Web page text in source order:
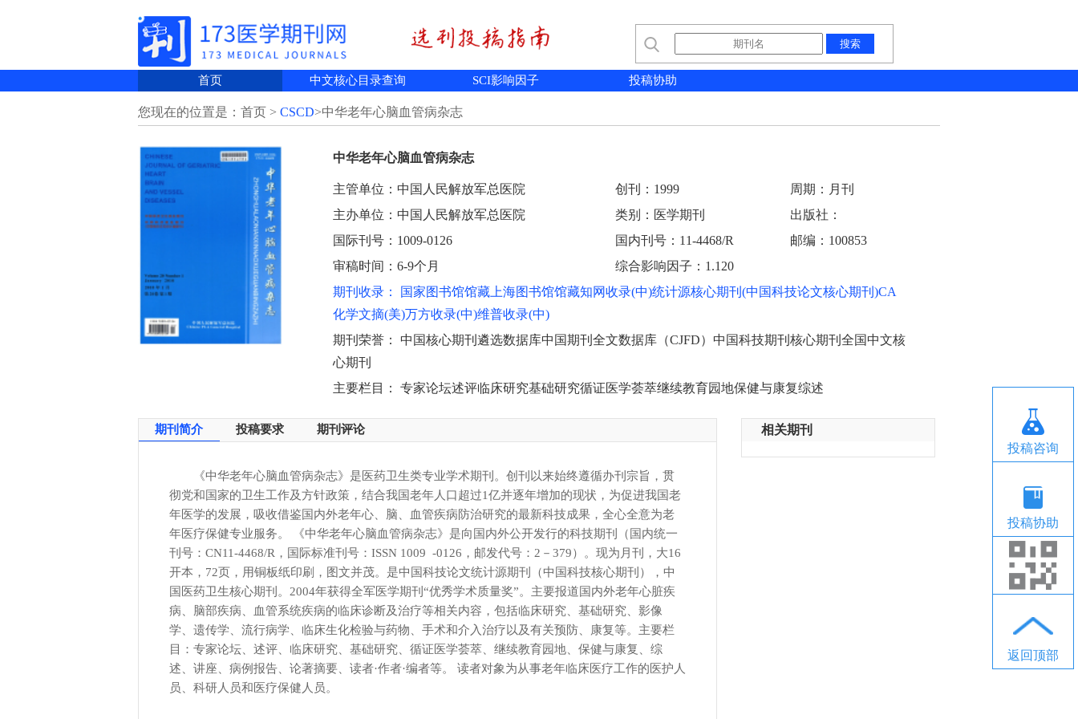
首页 中文核心目录查询 SCI影响因子 投稿协助
您现在的位置是：首页 > CSCD>中华老年心脑血管病杂志
中华老年心脑血管病杂志
主管单位：中国人民解放军总医院 创刊：1999
周期：月刊
主办单位：中国人民解放军总医院
类别：医学期刊
出版社：
国际刊号：1009-0126
国内刊号：11-4468/R
邮编：100853
审稿时间：6-9个月
综合影响因子：1.120
期刊收录： 国家图书馆馆藏上海图书馆馆藏知网收录(中)统计源核心期刊(中国科技论文核心期刊)CA
化学文摘(美)万方收录(中)维普收录(中)
期刊荣誉： 中国核心期刊遴选数据库中国期刊全文数据库（CJFD）中国科技期刊核心期刊全国中文核
心期刊
主要栏目： 专家论坛述评临床研究基础研究循证医学荟萃继续教育园地保健与康复综述
期刊简介 投稿要求 期刊评论
《中华老年心脑血管病杂志》是医药卫生类专业学术期刊。创刊以来始终遵循办刊宗旨，贯
彻党和国家的卫生工作及方针政策，结合我国老年人口超过1亿并逐年增加的现状，为促进我国老
年医学的发展，吸收借鉴国内外老年心、脑、血管疾病防治研究的最新科技成果，全心全意为老
年医疗保健专业服务。 《中华老年心脑血管病杂志》是向国内外公开发行的科技期刊（国内统一
刊号：CN11-4468/R，国际标准刊号：ISSN 1009 -0126，邮发代号：2－379）。现为月刊，大16
开本，72页，用铜板纸印刷，图文并茂。是中国科技论文统计源期刊（中国科技核心期刊），中
国医药卫生核心期刊。2004年获得全军医学期刊“优秀学术质量奖”。主要报道国内外老年心脏疾
病、脑部疾病、血管系统疾病的临床诊断及治疗等相关内容，包括临床研究、基础研究、影像
学、遗传学、流行病学、临床生化检验与药物、手术和介入治疗以及有关预防、康复等。主要栏
目：专家论坛、述评、临床研究、基础研究、循证医学荟萃、继续教育园地、保健与康复、综
述、讲座、病例报告、论著摘要、读者·作者·编者等。 读者对象为从事老年临床医疗工作的医护人
员、科研人员和医疗保健人员。
相关期刊
投稿咨询
投稿协助
返回顶部